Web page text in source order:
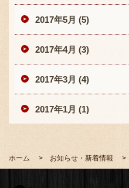
2017年5月 (5)
2017年4月 (3)
2017年3月 (4)
2017年1月 (1)
ホーム お知らせ・新着情報